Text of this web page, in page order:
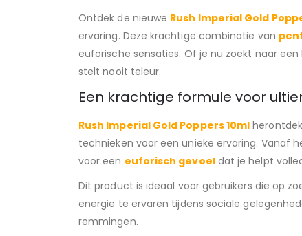
Ontdek de nieuwe Rush Imperial Gold
ervaring. Deze krachtige combinatie van
euforische sensaties. Of je nu zoekt naar
stelt nooit teleur.
Een krachtige formule voor
Rush Imperial Gold Poppers 10ml
technieken voor een unieke ervaring. Vanaf
voor een euforisch gevoeldat je helpt
Dit product is ideaal voor gebruikers die op
energie te ervaren tijdens sociale
remmingen.